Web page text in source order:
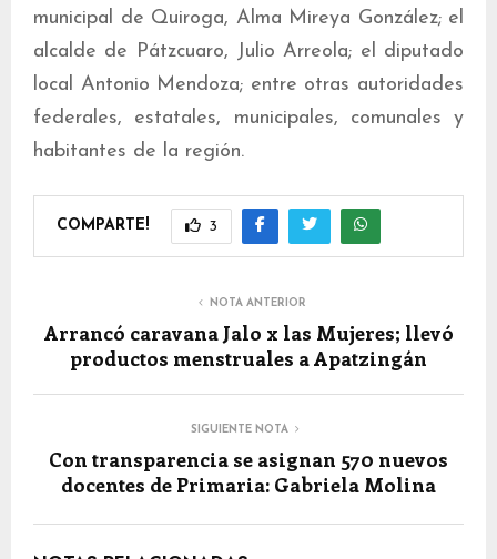
municipal de Quiroga, Alma Mireya González; el
alcalde de Pátzcuaro, Julio Arreola; el diputado
local Antonio Mendoza; entre otras autoridades
federales, estatales, municipales, comunales y
habitantes de la región.
COMPARTE! 3
NOTA ANTERIOR
Arrancó caravana Jalo x las Mujeres; llevó
productos menstruales a Apatzingán
SIGUIENTE NOTA
Con transparencia se asignan 570 nuevos
docentes de Primaria: Gabriela Molina